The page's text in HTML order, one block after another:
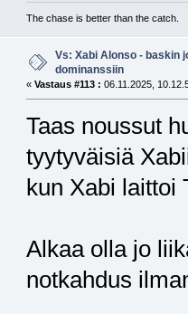
The chase is better than the catch.
Vs: Xabi Alonso - baskin
dominanssiin
« Vastaus #113 : 06.11.2025,
Taas noussut
tyytyväisiä
kun Xabi laittoi
Alkaa olla jo
notkahdus